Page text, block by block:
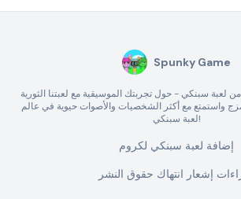
Spunky Game
لعبة سبنكي - حول تجربتك الموسيقية مع لعبتنا الثورية
واستمتع مع أكثر الشخصيات والأصوات حيوية في عالم
لعبة سبنكي!
إضافة لعبة سبنكي لكروم
إشعار انتهاك حقوق النشر